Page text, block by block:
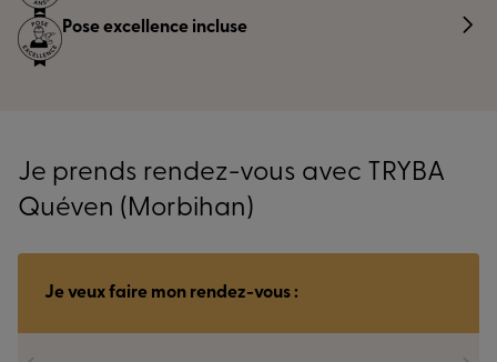
Pose excellence incluse
Je prends rendez-vous avec TRYBA
Quéven (Morbihan)
Je veux faire mon rendez-vous :